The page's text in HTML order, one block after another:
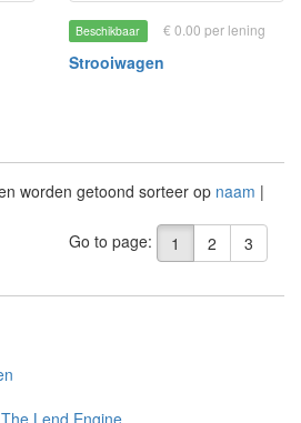
Beschikbaar € 0.00 per lening
Strooiwagen
worden getoond sorteer op naam |
Go to page:
1 2 3
The Lend Engine